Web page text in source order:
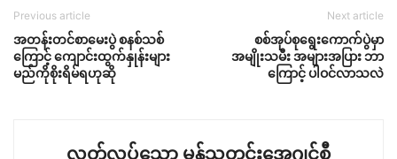
Previous article
အတန်းတင်စာမေးပွဲ စနစ်သစ်
ကြောင့် ကျောင်းထွက်နှုန်းများ
မည်ကိုစိုးရိမ်ရဟုဆို
Next article
စစ်အုပ်စုရွေးကောက်ပွဲမှာ
အမျိုးသမီး အများအပြား ဘာ
ကြောင့် ပါဝင်လာသလဲ
လွတ်လပ်သော မွန်သတင်းအေဂျင်စီ